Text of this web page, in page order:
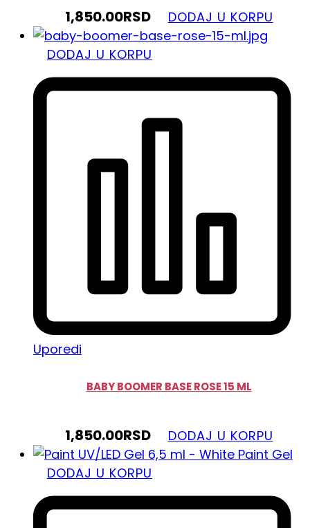
1,850.00RSD DODAJ U KORPU
DODAJ U KORPU
Uporedi
BABY BOOMER BASE ROSE 15 ML
1,850.00RSD DODAJ U KORPU
DODAJ U KORPU